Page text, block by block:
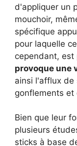
d'appliquer un
mouchoir,
spécifique
pour laquelle
cependant,
provoque une
ainsi l'afflux de
gonflements et
Bien que leur
plusieurs
sticks à base